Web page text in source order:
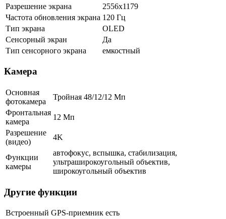
Разрешение экрана
2556x1179
Частота обновления экрана 120 Гц
Тип экрана
OLED
Сенсорный экран
Да
Тип сенсорного экрана
емкостный
Камера
Основная
фотокамера
Тройная 48/12/12 Мп
Фронтальная
камера
12 Мп
Разрешение
(видео)
4K
Функции
камеры
автофокус, вспышка, стабилизация,
ультраширокоугольный объектив,
широкоугольный объектив
Другие функции
Встроенный GPS-приемник есть